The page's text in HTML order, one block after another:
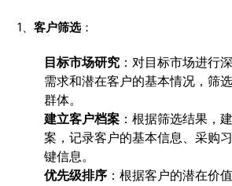
1、客户筛选：
目标市场研究 ：对目标市场进行
需求和潜在客户的基本情况，筛
群体。
建立客户档案 ：根据筛选结果，
案，记录客户的基本信息、采购
键信息。
优先级排序 ：根据客户的潜在价